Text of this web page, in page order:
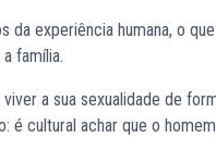
experiência humana, o
família.
a sua sexualidade de
é cultural achar que o